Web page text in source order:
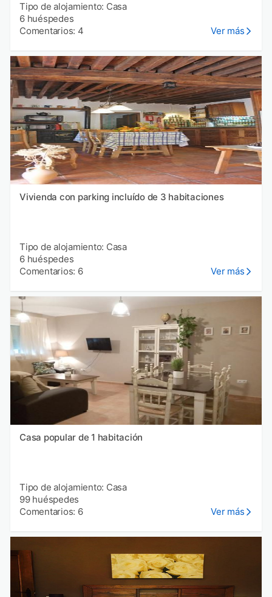
Tipo de alojamiento: Casa
6 huéspedes
Comentarios: 4
Ver más
Vivienda con parking incluído de 3 habitaciones
Tipo de alojamiento: Casa
6 huéspedes
Comentarios: 6
Ver más
Casa popular de 1 habitación
Tipo de alojamiento: Casa
99 huéspedes
Comentarios: 6
Ver más